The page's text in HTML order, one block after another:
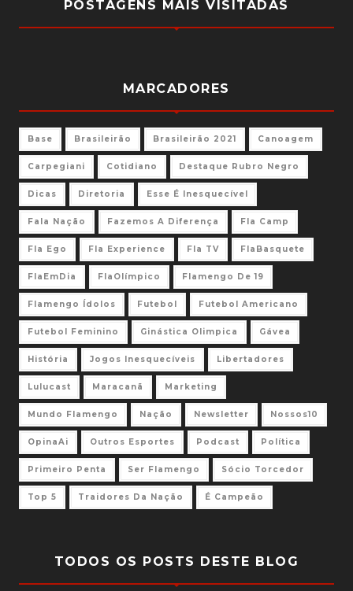
POSTAGENS MAIS VISITADAS
MARCADORES
Base Brasileirão Brasileirão 2021 Canoagem
Carpegiani Cotidiano Destaque Rubro Negro
Dicas Diretoria Esse É Inesquecível
Fala Nação Fazemos A Diferença Fla Camp
Fla Ego Fla Experience Fla TV FlaBasquete
FlaEmDia FlaOlímpico Flamengo De 19
Flamengo Ídolos Futebol Futebol Americano
Futebol Feminino Ginástica Olimpica Gávea
História Jogos Inesquecíveis Libertadores
Lulucast Maracanã Marketing
Mundo Flamengo Nação Newsletter Nossos10
OpinaAi Outros Esportes Podcast Política
Primeiro Penta Ser Flamengo Sócio Torcedor
Top 5 Traidores Da Nação É Campeão
TODOS OS POSTS DESTE BLOG